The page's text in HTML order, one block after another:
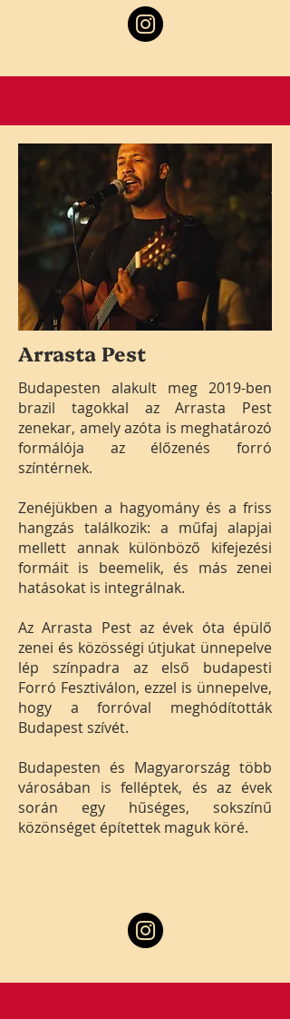
Arrasta Pest
Budapesten alakult meg 2019-ben
brazil tagokkal az Arrasta Pest
zenekar, amely azóta is meghatározó
formálója az élőzenés forró
színtérnek.
Zenéjükben a hagyomány és a friss
hangzás találkozik: a műfaj alapjai
mellett annak különböző kifejezési
formáit is beemelik, és más zenei
hatásokat is integrálnak.
Az Arrasta Pest az évek óta épülő
zenei és közösségi útjukat ünnepelve
lép színpadra az első budapesti
Forró Fesztiválon, ezzel is ünnepelve,
hogy a forróval meghódították
Budapest szívét.
Budapesten és Magyarország több
városában is felléptek, és az évek
során egy hűséges, sokszínű
közönséget építettek maguk köré.